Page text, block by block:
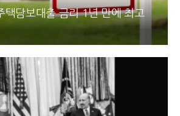
택담보대출 금리 1년 만에 최고